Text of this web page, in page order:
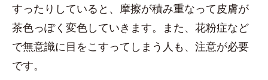
すったりしていると、摩擦が積み重なって皮膚が
茶色っぽく変色していきます。また、花粉症など
で無意識に目をこすってしまう人も、注意が必要
です。